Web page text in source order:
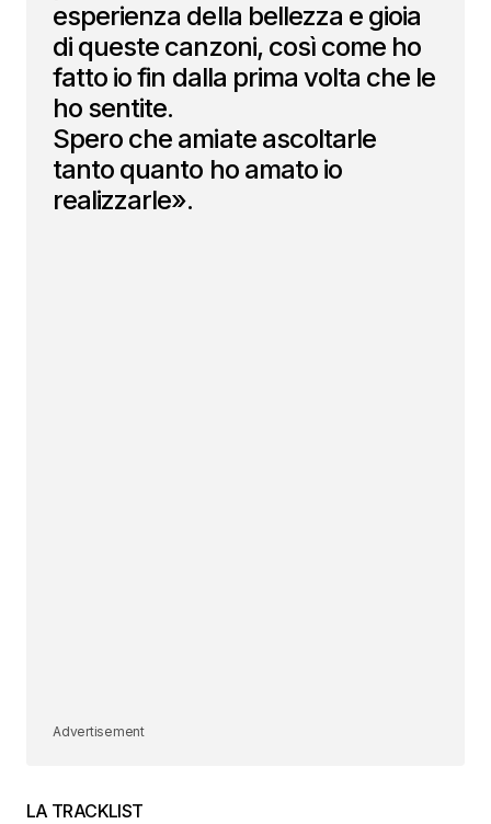
esperienza della bellezza e gioia
di queste canzoni, così come ho
fatto io fin dalla prima volta che le
ho sentite.
Spero che amiate ascoltarle
tanto quanto ho amato io
realizzarle».
Advertisement
LA TRACKLIST